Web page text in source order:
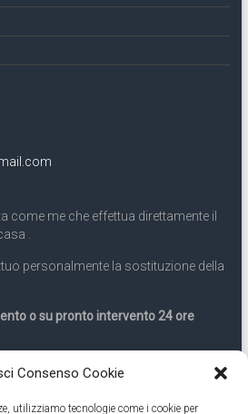
Consenso Cookie
utilizziamo tecnologie come i cookie per
come me che effettua direttamente il
.
personalmente la sostituzione della
o su pronto intervento 24 ore